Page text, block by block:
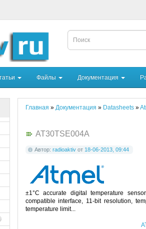
Файлы Документация
Главная » Документация » Datasheets»
AT30TSE004A
Автор: radioaktivот 18-06-2013, 09:44
±1°C accurate digital temperature
compatible interface, 11-bit resolution,
temperature limit...